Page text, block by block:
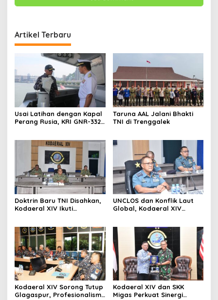
Artikel Terbaru
Usai Latihan dengan Kapal
Perang Rusia, KRI GNR-332
Taruna AAL Jalani Bhakti
TNI di Trenggalek
Doktrin Baru TNI Disahkan,
Kodaeral XIV Ikuti
UNCLOS dan Konflik Laut
Global, Kodaeral XIV
Kodaeral XIV Sorong Tutup
Glagaspur, Profesionalisme
Kodaeral XIV dan SKK
Migas Perkuat Sinergi